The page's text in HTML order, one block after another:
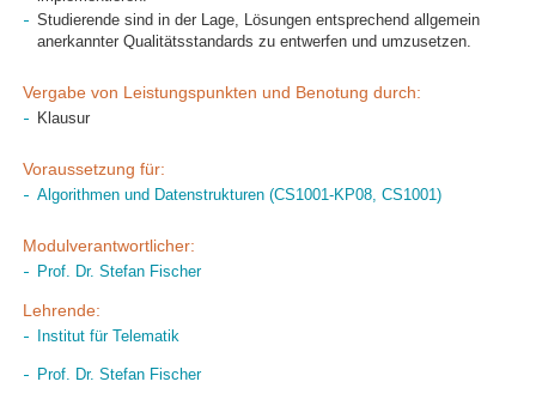
Studierende sind in der Lage, Lösungen entsprechend allgemein
anerkannter Qualitätsstandards zu entwerfen und umzusetzen.
Vergabe von Leistungspunkten und Benotung durch:
Klausur
Voraussetzung für:
Algorithmen und Datenstrukturen (CS1001-KP08, CS1001)
Modulverantwortlicher:
Prof. Dr. Stefan Fischer
Lehrende:
Institut für Telematik
Prof. Dr. Stefan Fischer